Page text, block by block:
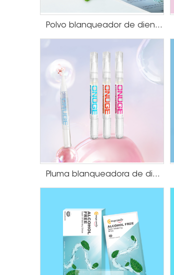
Polvo blanqueador de dientes con sabor a menta
Pluma blanqueadora de dientes transparente